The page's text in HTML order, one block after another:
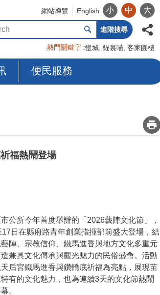
網站導覽 English 小 中 大
進階搜尋
熱門關鍵字 慢城 貓裏喵 客家圓樓
便民服務
_
福熱鬧登場
公所今年首度舉辦的「2026藝陣文化節」，
17日在縣府路青年創業指揮部前盛大登場，結
陣、宗教信仰、鐵馬進香與地方文化多重元
兼具文化傳承與觀光魅力的民俗盛會。活動
后宮鐵馬進香與鑽轎底祈福為亮點，展現苗
有的文化魅力，也為連續3天的文化節熱鬧
。